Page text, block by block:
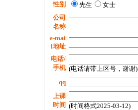
性别 先生
女士
公司
名称
e-mai
l地址
电话/
手机 (电话请带上区号，谢谢)
qq
上课
时间 (时间格式2025-03-12)